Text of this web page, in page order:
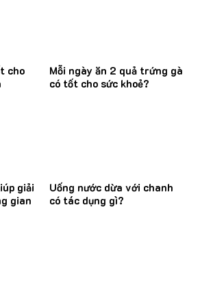
cho
Mỗi ngày ăn 2 quả trứng gà
có tốt cho sức khoẻ?
giải
gian
Uống nước dừa với chanh
có tác dụng gì?